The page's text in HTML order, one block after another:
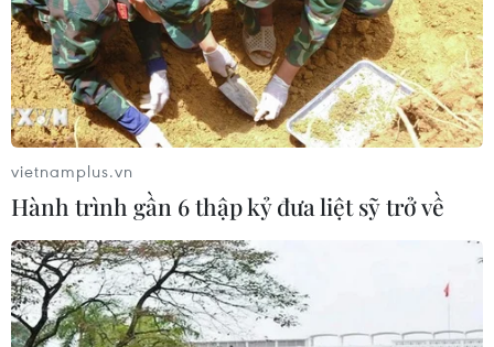
TIN CÙNG CHUYÊN MỤC
vietnamplus.vn
Hành trình gần 6 thập kỷ đưa liệt sỹ trở về